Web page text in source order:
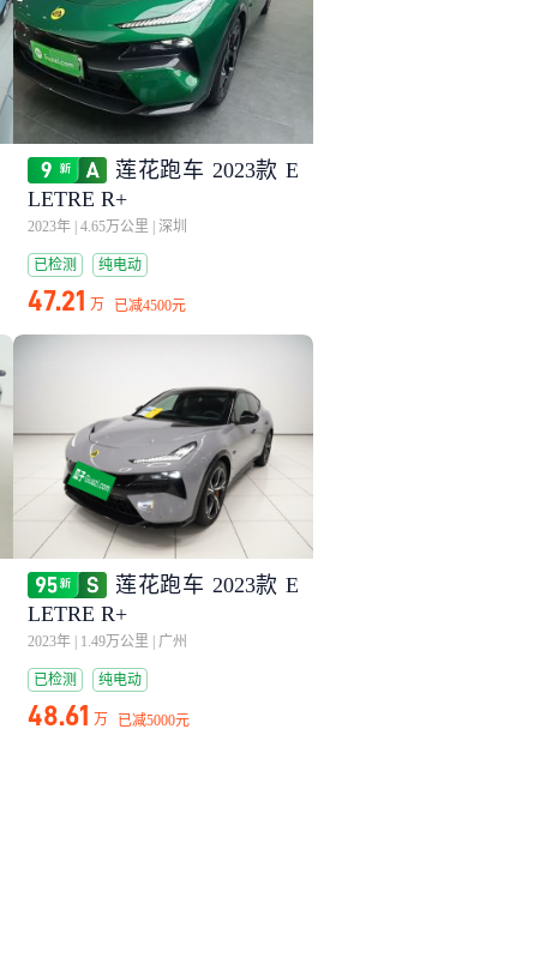
莲花跑车 2023款 E
LETRE R+
2023年 4.65万公里 深圳
已检测 纯电动
47.21 万 已减4500元
莲花跑车 2023款 E
LETRE R+
2023年 1.49万公里 广州
已检测 纯电动
48.61 万 已减5000元